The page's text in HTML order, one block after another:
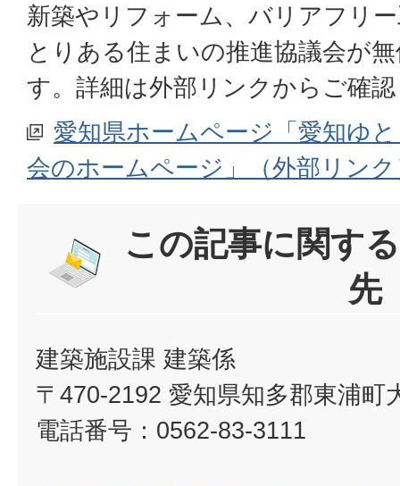
新築やリフォーム、バリアフリ
とりある住まいの推進協議会が
す。詳細は外部リンクからご確
愛知県ホームページ「愛知ゆ
会のホームページ」（外部リン
この記事に関す
先
建築施設課 建築係
〒470-2192 愛知県知多郡東浦町
電話番号：0562-83-3111